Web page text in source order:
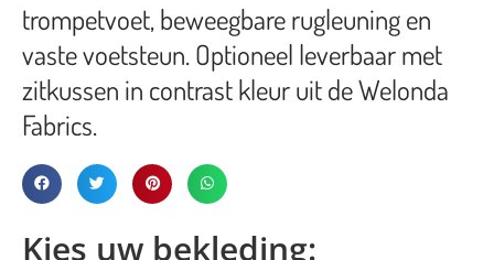
trompetvoet, beweegbare rugleuning en
vaste voetsteun. Optioneel leverbaar met
zitkussen in contrast kleur uit de Welonda
Fabrics.
Kies uw bekleding: